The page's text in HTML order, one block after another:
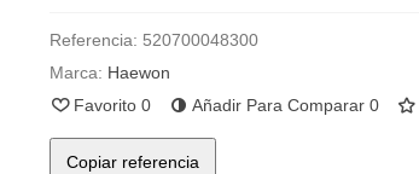
Referencia: 520700048300
Marca: Haewon
Favorito 0 Añadir Para Comparar 0
Copiar referencia